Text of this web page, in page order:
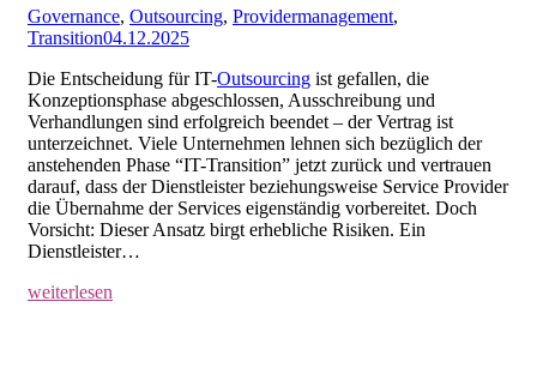
Governance, Outsourcing, Providermanagement,
Transition04.12.2025
Die Entscheidung für IT-Outsourcing ist gefallen, die
Konzeptionsphase abgeschlossen, Ausschreibung und
Verhandlungen sind erfolgreich beendet – der Vertrag ist
unterzeichnet. Viele Unternehmen lehnen sich bezüglich der
anstehenden Phase “IT-Transition” jetzt zurück und vertrauen
darauf, dass der Dienstleister beziehungsweise Service Provider
die Übernahme der Services eigenständig vorbereitet. Doch
Vorsicht: Dieser Ansatz birgt erhebliche Risiken. Ein
Dienstleister…
weiterlesen